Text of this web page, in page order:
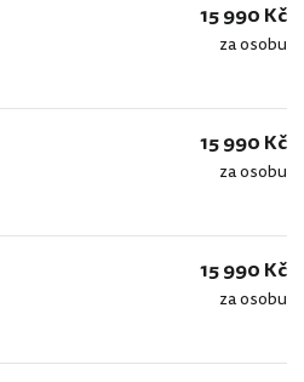
15 990 Kč
za osobu
15 990 Kč
za osobu
15 990 Kč
za osobu